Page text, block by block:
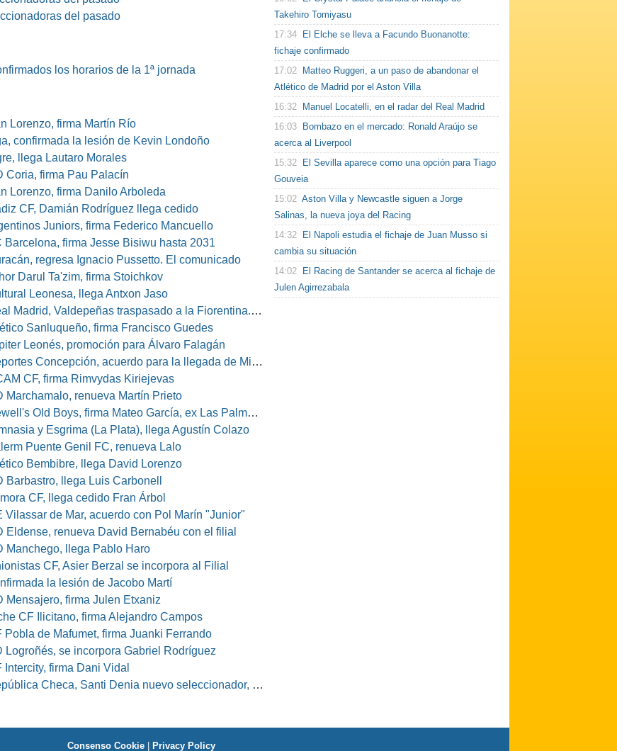
del pasado
los horarios de la 1ª jornada
Lorenzo, firma Martín Río
confirmada la lesión de Kevin Londoño
llega Lautaro Morales
Coria, firma Pau Palacín
Lorenzo, firma Danilo Arboleda
CF, Damián Rodríguez llega cedido
Juniors, firma Federico Mancuello
Barcelona, firma Jesse Bisiwu hasta 2031
regresa Ignacio Pussetto. El comunicado
Darul Ta'zim, firma Stoichkov
Leonesa, llega Antxon Jaso
Valdepeñas traspasado a la Fiorentina. El comunicado
Sanluqueño, firma Francisco Guedes
Leonés, promoción para Álvaro Falagán
Concepción, acuerdo para la llegada de Miguel Barbieri
CF, firma Rimvydas Kiriejevas
Marchamalo, renueva Martín Prieto
Old Boys, firma Mateo García, ex Las Palmas, Osasuna o Alcorcón
y Esgrima (La Plata), llega Agustín Colazo
Puente Genil FC, renueva Lalo
Bembibre, llega David Lorenzo
Barbastro, llega Luis Carbonell
CF, llega cedido Fran Árbol
Vilassar de Mar, acuerdo con Pol Marín "Junior"
Eldense, renueva David Bernabéu con el filial
Manchego, llega Pablo Haro
CF, Asier Berzal se incorpora al Filial
la lesión de Jacobo Martí
Mensajero, firma Julen Etxaniz
CF Ilicitano, firma Alejandro Campos
Pobla de Mafumet, firma Juanki Ferrando
Logroñés, se incorpora Gabriel Rodríguez
Intercity, firma Dani Vidal
Checa, Santi Denia nuevo seleccionador, Pablo Amo su ayudante
Takehiro Tomiyasu
17:34
El Elche se lleva a Facundo Buonanotte:
fichaje confirmado
17:02
Matteo Ruggeri, a un paso de abandonar el
Atlético de Madrid por el Aston Villa
16:32
Manuel Locatelli, en el radar del Real Madrid
16:03
Bombazo en el mercado: Ronald Araújo se
acerca al Liverpool
15:32
El Sevilla aparece como una opción para Tiago
Gouveia
15:02 Aston Villa y Newcastle siguen a Jorge
Salinas, la nueva joya del Racing
14:32
El Napoli estudia el fichaje de Juan Musso si
cambia su situación
14:02
El Racing de Santander se acerca al fichaje de
Julen Agirrezabala
Consenso Cookie| Privacy Policy